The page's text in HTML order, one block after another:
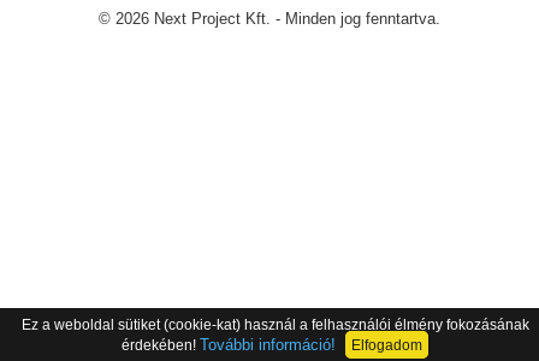
© 2026 Next Project Kft. - Minden jog fenntartva.
Ez a weboldal sütiket (cookie-kat) használ a felhasználói élmény fokozásának
érdekében! További információ! Elfogadom